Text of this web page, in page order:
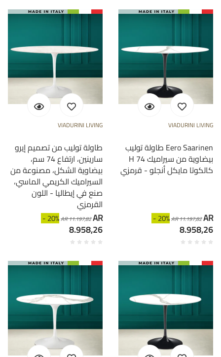
VIADURINI LIVING
طاولة توليب من تصميم إيرو
سارينين، ارتفاع 74 سم،
بيضاوية الشكل، مصنوعة من
السيراميك الكريمي الماسي،
صنع في إيطاليا - اللون
القرمزي
- 20%AR 11.197,82AR
8.958,26
VIADURINI LIVING
طاولة توليب Eero Saarinen
H 74 بيضاوية من سيراميك
كالكوتا مايكل أنجلو - قرمزي
- 20%AR 11.197,82AR
8.958,26